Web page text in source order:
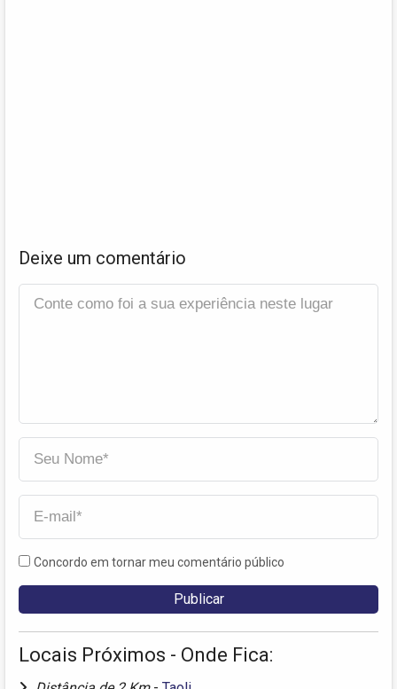
Deixe um comentário
Concordo em tornar meu comentário público
Locais Próximos - Onde Fica: